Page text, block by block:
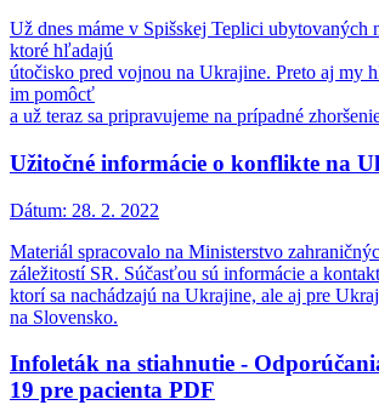
Už dnes máme v Spišskej Teplici
ktoré hľadajú
útočisko pred vojnou na Ukrajine. Preto aj my
im pomôcť
a už teraz sa pripravujeme na prípadné
Užitočné informácie o konflikte na
Dátum: 28. 2. 2022
Materiál spracovalo na Ministerstvo
záležitostí SR. Súčasťou sú informácie a
ktorí sa nachádzajú na Ukrajine, ale aj pre
na Slovensko.
Infoleták na stiahnutie -
19 pre pacienta PDF